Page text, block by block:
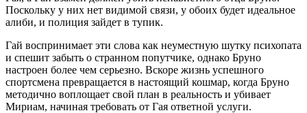
Поскольку у них нет видимой связи, у обоих будет идеальное
алиби, и полиция зайдет в тупик.
Гай воспринимает эти слова как неуместную шутку психопата
и спешит забыть о странном попутчике, однако Бруно
настроен более чем серьезно. Вскоре жизнь успешного
спортсмена превращается в настоящий кошмар, когда Бруно
методично воплощает свой план в реальность и убивает
Мириам, начиная требовать от Гая ответной услуги.